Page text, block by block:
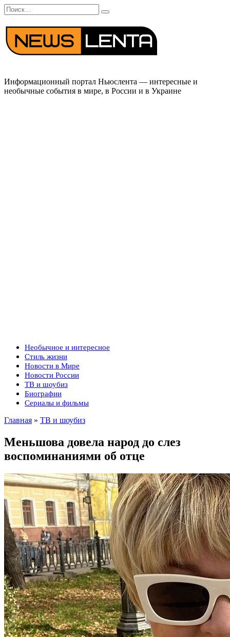
Перейти
к
содержанию
Search
for:
Информационный портал Ньюслента — интересные и
необычные события в мире, в России и в Украине
Необычное и интересное
Стиль жизни
Новости в Мире
Новости России
ТВ и шоубиз
Биографии
Сериалы и фильмы
Главная » ТВ и шоубиз
Меньшова довела народ до слез
воспоминаниями об отце